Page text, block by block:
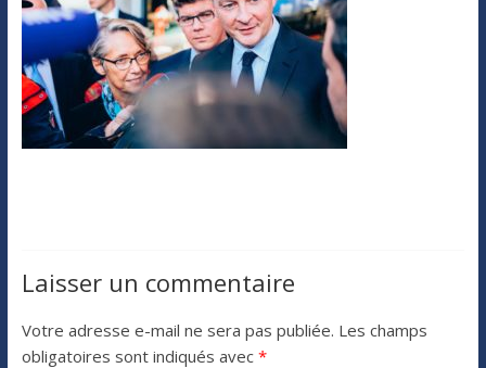
Laisser un commentaire
Votre adresse e-mail ne sera pas publiée. Les champs
obligatoires sont indiqués avec *